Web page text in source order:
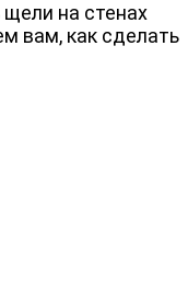
на стенах
вам, как сделать